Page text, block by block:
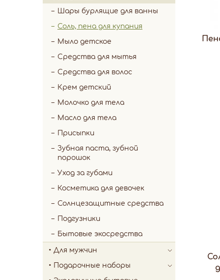
Шары бурлящие для ванны
Соль, пена для купания
Мыло детское
Средства для мытья
Средства для волос
Крем детский
Молочко для тела
Масло для тела
Присыпки
Зубная паста, зубной
порошок
Уход за губами
Косметика для девочек
Солнцезащитные средства
Подгузники
Бытовые экосредства
Для мужчин
Подарочные наборы